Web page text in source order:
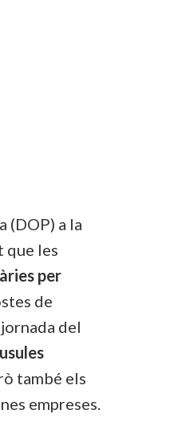
(DOP) a la
que les
per
de
del
també els
empreses.